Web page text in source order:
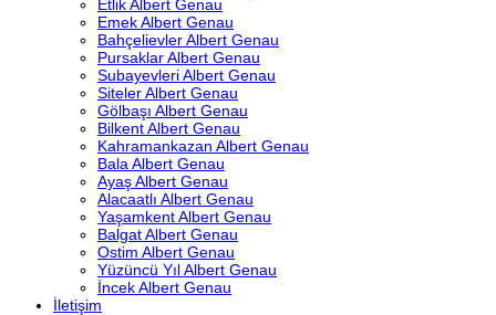
Etlik Albert Genau
Emek Albert Genau
Bahçelievler Albert Genau
Pursaklar Albert Genau
Subayevleri Albert Genau
Siteler Albert Genau
Gölbaşı Albert Genau
Bilkent Albert Genau
Kahramankazan Albert Genau
Bala Albert Genau
Ayaş Albert Genau
Alacaatlı Albert Genau
Yaşamkent Albert Genau
Balgat Albert Genau
Ostim Albert Genau
Yüzüncü Yıl Albert Genau
İncek Albert Genau
İletişim